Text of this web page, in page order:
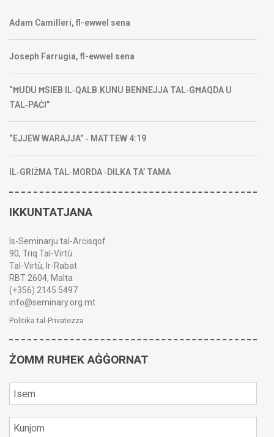
Adam Camilleri, fl-ewwel sena
Joseph Farrugia, fl-ewwel sena
“ĦUDU ĦSIEB IL‑QALB.KUNU BENNEJJA TAL‑GĦAQDA U
TAL‑PAĊI”
“EJJEW WARAJJA” ‑ MATTEW 4:19
IL‑GRIŻMA TAL‑MORDA ‑DILKA TA’ TAMA
IKKUNTATJANA
Is-Seminarju tal-Arċisqof
90, Triq Tal-Virtù
Tal-Virtù, Ir-Rabat
RBT 2604, Malta
(+356) 2145 5497
info@seminary.org.mt
Politika tal-Privatezza
ŻOMM RUĦEK AĠĠORNAT